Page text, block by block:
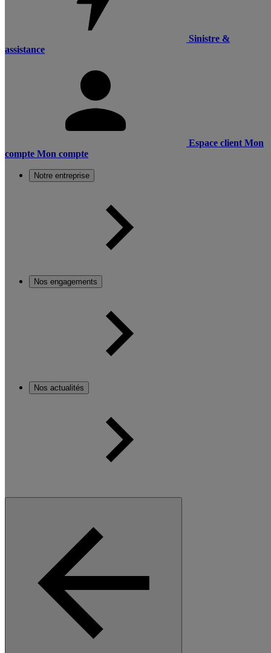
Sinistre &
assistance
Espace client Mon
compte Mon compte
Notre entreprise
Nos engagements
Nos actualités